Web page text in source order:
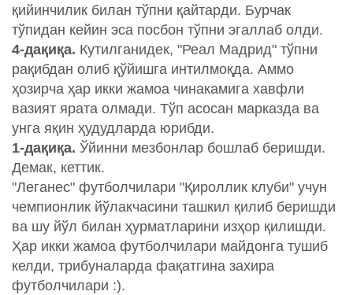
қийинчилик билан тўпни қайтарди. Бурчак
тўпидан кейин эса посбон тўпни эгаллаб олди.
4-дақиқа. Кутилганидек, "Реал Мадрид" тўпни
рақибдан олиб қўйишга интилмоқда. Аммо
ҳозирча ҳар икки жамоа чинакамига хавфли
вазият ярата олмади. Тўп асосан марказда ва
унга яқин ҳудудларда юрибди.
1-дақиқа. Ўйинни мезбонлар бошлаб беришди.
Демак, кеттик.
"Леганес" футболчилари "Қироллик клуби" учун
чемпионлик йўлакчасини ташкил қилиб беришди
ва шу йўл билан ҳурматларини изҳор қилишди.
Ҳар икки жамоа футболчилари майдонга тушиб
келди, трибуналарда фақатгина захира
футболчилари :).